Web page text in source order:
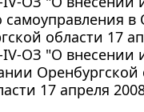
в
области 17
IV-ОЗ "О внесении
Оренбургской
17 апреля